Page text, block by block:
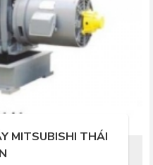
MITSUBISHI THÁI